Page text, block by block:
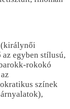
(királynői
egyben stílusú,
rokokó
színek